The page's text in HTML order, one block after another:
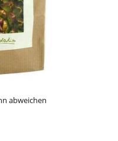
abweichen